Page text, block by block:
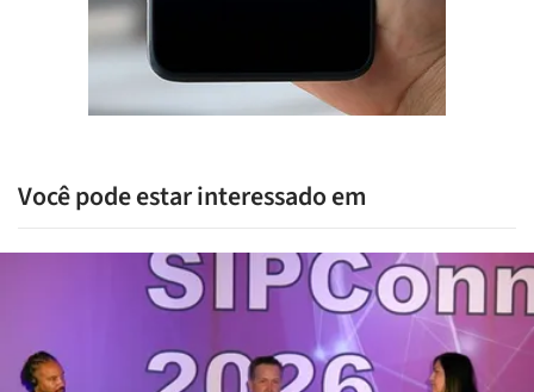
Você pode estar interessado em